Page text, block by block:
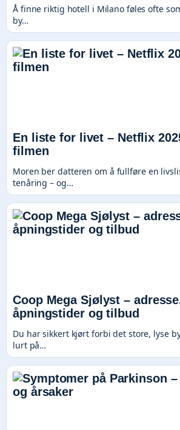
Å finne riktig hotell i Milano føles ofte
by…
En liste for livet – Netflix
filmen
Moren ber datteren om å fullføre en
tenåring – og…
Coop Mega Sjølyst –
åpningstider og tilbud
Du har sikkert kjørt forbi det store, lyse
lurt på…